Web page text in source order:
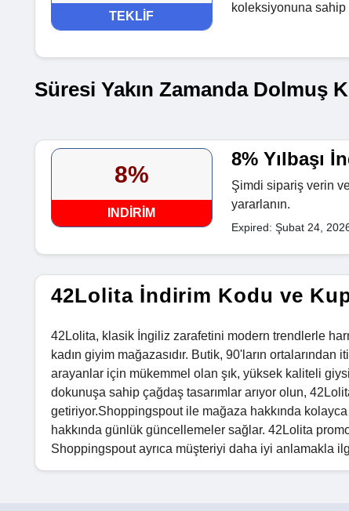
TEKLIF
koleksiyonuna sahip
Süresi Yakın Zamanda Dolmuş
8%
INDIRIM
8% Yılbaşı
Şimdi sipariş verin
yararlanın.
Expired: Şubat 24,
42Lolita İndirim Kodu ve
42Lolita, klasik İngiliz zarafetini modern trendlerle
kadın giyim mağazasıdır. Butik, 90'ların
arayanlar için mükemmel olan şık, yüksek kaliteli
dokunuşa sahip çağdaş tasarımlar arıyor olun,
getiriyor.Shoppingspout ile mağaza hakkında
hakkında günlük güncellemeler sağlar. 42Lolita
Shoppingspout ayrıca müşteriyi daha iyi anlamakla